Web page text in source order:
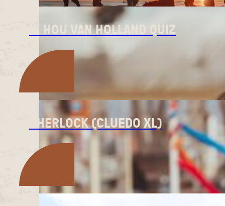
IK HOU VAN HOLLAND QUIZ
SHERLOCK (CLUEDO XL)